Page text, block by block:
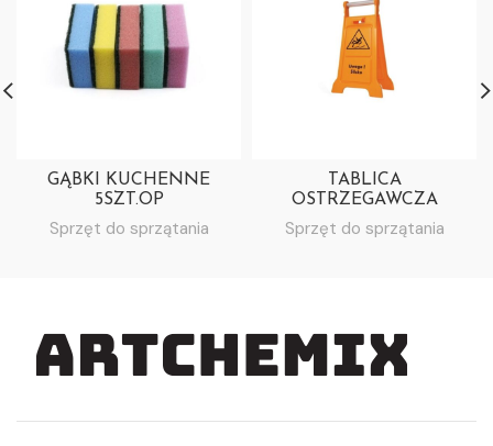
GĄBKI KUCHENNE
5SZT.OP
Sprzęt do sprzątania
TABLICA
OSTRZEGAWCZA
Sprzęt do sprzątania